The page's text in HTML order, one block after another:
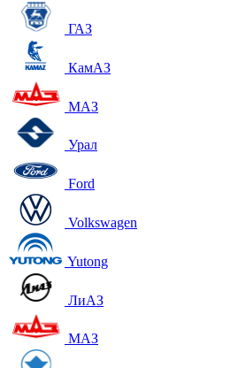
ГАЗ
КамАЗ
МАЗ
Урал
Ford
Volkswagen
Yutong
ЛиАЗ
МАЗ